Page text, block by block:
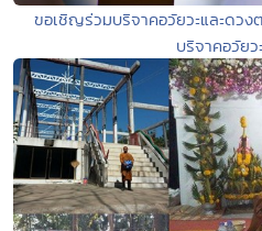
ขอเชิญร่วมบริจาคอวัยวะและดวง
บริจาคอวัย